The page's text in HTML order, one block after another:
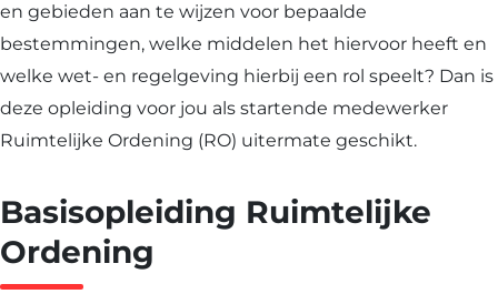
en gebieden aan te wijzen voor bepaalde
bestemmingen, welke middelen het hiervoor heeft en
welke wet- en regelgeving hierbij een rol speelt? Dan is
deze opleiding voor jou als startende medewerker
Ruimtelijke Ordening (RO) uitermate geschikt.
Basisopleiding Ruimtelijke
Ordening